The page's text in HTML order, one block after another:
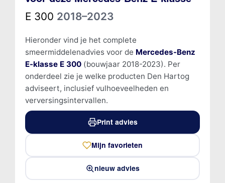
E 300 2018–2023
Hieronder vind je het complete
smeermiddelenadvies voor de Mercedes-Benz
E-klasse E 300(bouwjaar 2018-2023). Per
onderdeel zie je welke producten Den Hartog
adviseert, inclusief vulhoeveelheden en
verversingsintervallen.
Print advies
Mijn favorieten
nieuw advies